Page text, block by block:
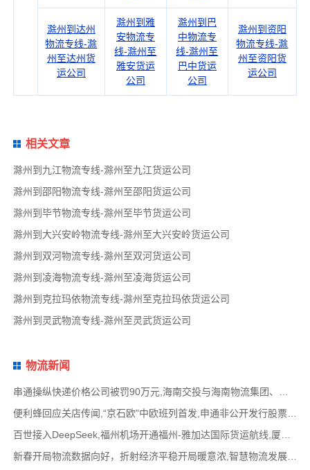
滁州到达州
物流专线-滁
州至达州货
运公司
滁州到雅
安物流专
线-滁州至
雅安货运
公司
滁州到巴
中物流专
线-滁州至
巴中货运
公司
滁州到资阳
物流专线-滁
州至资阳货
运公司
相关文章
滁州到九江物流专线-滁州至九江货运公司
滁州到邵阳物流专线-滁州至邵阳货运公司
滁州到毕节物流专线-滁州至毕节货运公司
滁州到大兴安岭物流专线-滁州至大兴安岭货运公司
滁州到双河物流专线-滁州至双河货运公司
滁州到凌海物流专线-滁州至凌海货运公司
滁州到克拉玛依物流专线-滁州至克拉玛依货运公司
滁州到灵武物流专线-滁州至灵武货运公司
物流新闻
便利蜂回应关店传闻,“京石欧”中欧班列首发,申通非公开发行股票方案失效,老挝中通和老挝
百世接入DeepSeek,福州机场开通福州-雅加达国际货运航线,厦门拟立法保障网约配送员劳动权益
新春开局物流数据向好，折射经济平稳开局暖意浓,智慧物流发展迅猛，新一代信息技术深度融